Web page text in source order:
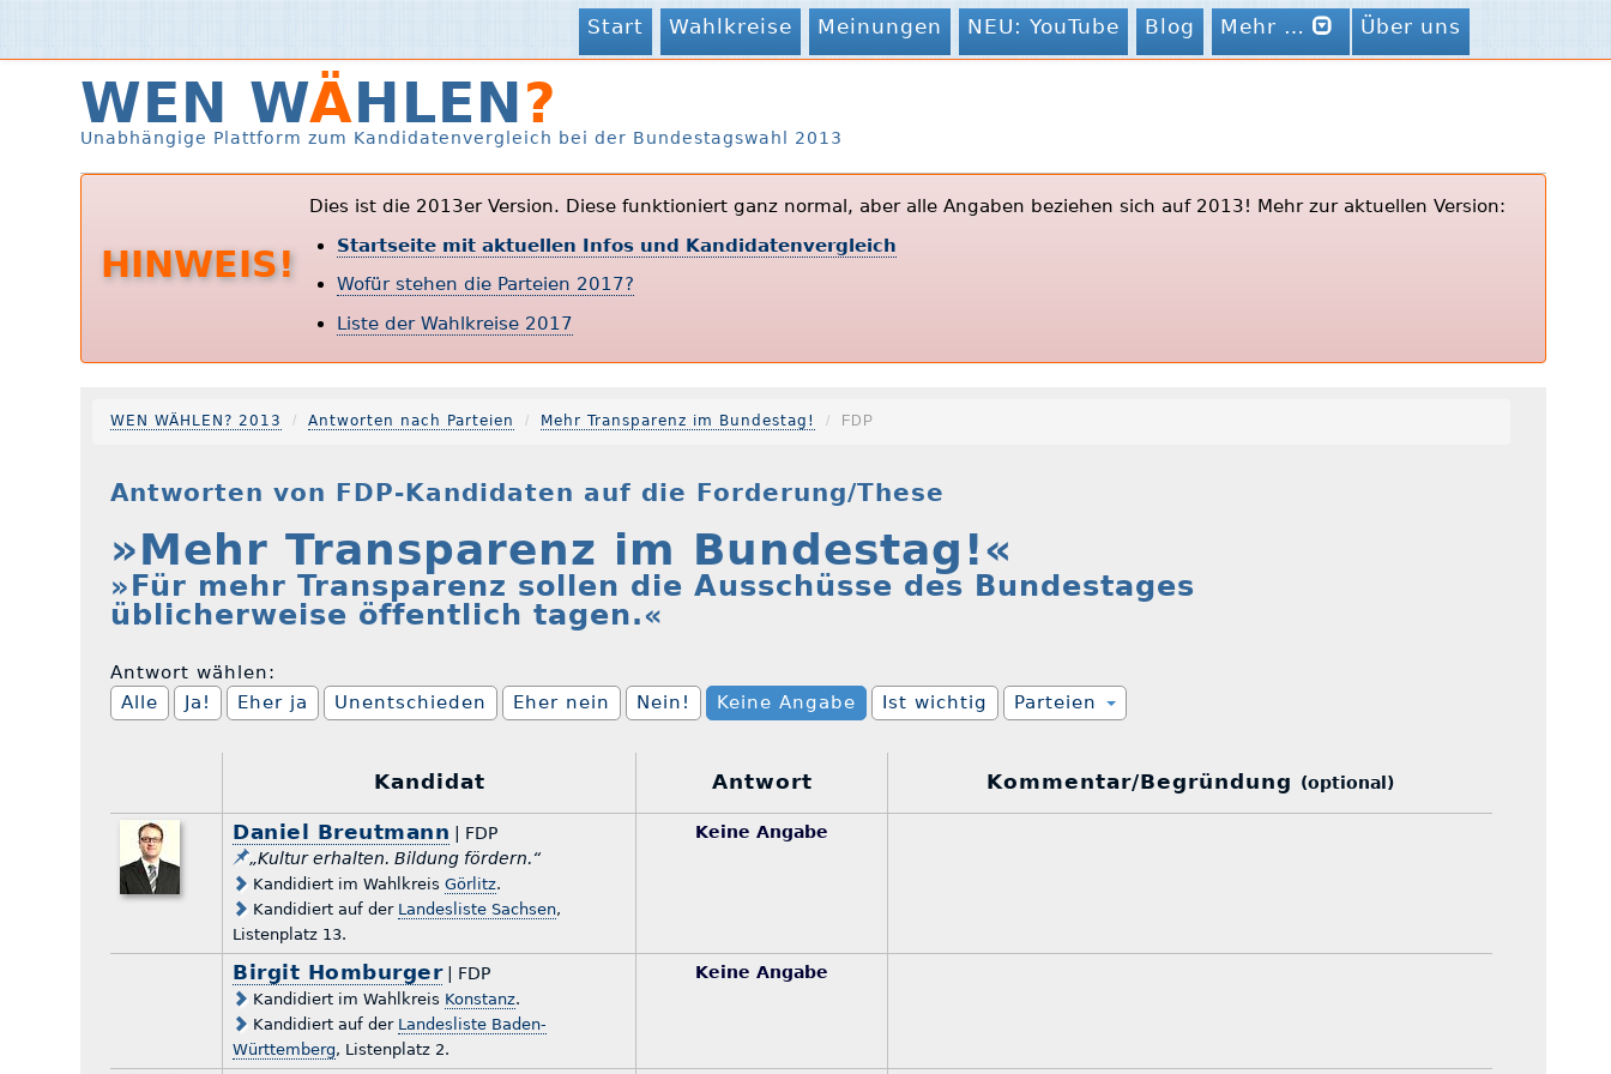
Start Wahlkreise Meinungen NEU: YouTube Blog Mehr … Über uns
WEN WÄHLEN?
Unabhängige Plattform zum Kandidatenvergleich bei der Bundestagswahl 2013
HINWEIS!
Dies ist die 2013er Version. Diese funktioniert ganz normal, aber alle Angaben beziehen sich auf 2013! Mehr zur aktuellen Version:
Startseite mit aktuellen Infos und Kandidatenvergleich
Wofür stehen die Parteien 2017?
Liste der Wahlkreise 2017
WEN WÄHLEN? 2013 Antworten nach Parteien Mehr Transparenz im Bundestag! FDP
Antworten von FDP-Kandidaten auf die Forderung/These
»Mehr Transparenz im Bundestag!«
»Für mehr Transparenz sollen die Ausschüsse des Bundestages
üblicherweise öffentlich tagen.«
Antwort wählen:
Alle
Ja! Eher ja Unentschieden Eher nein Nein! Keine Angabe Ist wichtig Parteien
Kandidat Antwort Kommentar/Begründung (optional)
Daniel Breutmann | FDP
„Kultur erhalten. Bildung fördern.“
Kandidiert im WahlkreisGörlitz.
Kandidiert auf der Landesliste Sachsen,
Listenplatz 13.
Keine Angabe
Birgit Homburger| FDP
Kandidiert im Wahlkreis Konstanz.
Kandidiert auf der Landesliste Baden-
Württemberg, Listenplatz 2.
Keine Angabe